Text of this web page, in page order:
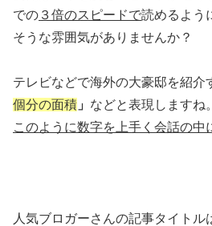
での ３倍のスピードで読めるよう
そうな雰囲気がありませんか？
テレビなどで海外の大豪邸を紹介
個分の面積 」 などと表現しますね。
このように数字を上手く会話の中
人気ブロガーさんの記事タイト